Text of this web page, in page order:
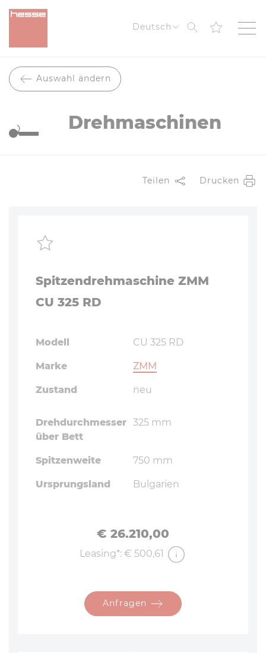
Deutsch Suche
Auswahl ändern
Drehmaschinen
Teilen Drucken
Spitzendrehmaschine ZMM
CU 325 RD
Modell CU 325 RD
Marke ZMM
Zustand neu
Drehdurchmesser
über Bett
325 mm
Spitzenweite 750 mm
Ursprungsland Bulgarien
Preis
€ 26.210,00
Leasing*: € 500,61
Anfragen